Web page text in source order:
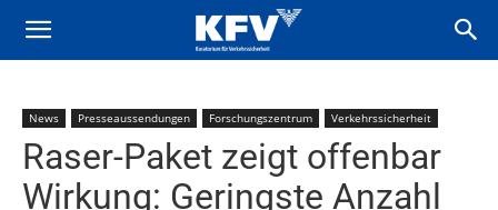
News Presseaussendungen Forschungszentrum Verkehrssicherheit
Raser-Paket zeigt offenbar
Wirkung: Geringste Anzahl